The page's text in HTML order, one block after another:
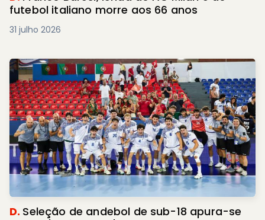
futebol italiano morre aos 66 anos
31 julho 2026
D. Seleção de andebol de sub-18 apura-se